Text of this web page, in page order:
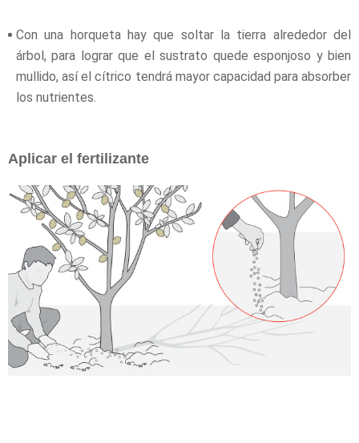
Con una horqueta hay que soltar la tierra alrededor del
árbol, para lograr que el sustrato quede esponjoso y bien
mullido, así el cítrico tendrá mayor capacidad para absorber
los nutrientes.
Aplicar el fertilizante